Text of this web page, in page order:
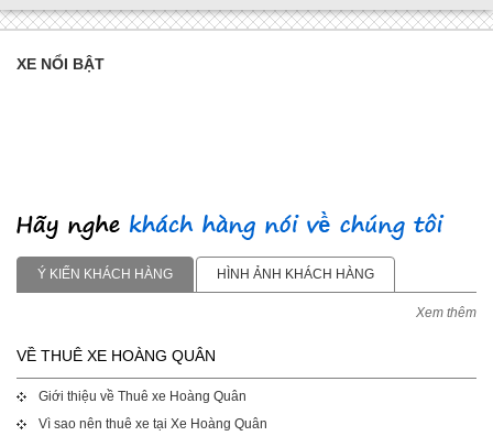
XE NỔI BẬT
Ý KIẾN KHÁCH HÀNG HÌNH ẢNH KHÁCH HÀNG
Xem thêm
VỀ THUÊ XE HOÀNG QUÂN
Giới thiệu về Thuê xe Hoàng Quân
Vì sao nên thuê xe tại Xe Hoàng Quân